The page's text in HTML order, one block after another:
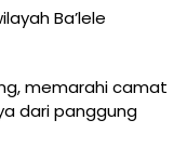
Ba’lele
memarahi camat
dari panggung